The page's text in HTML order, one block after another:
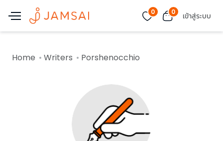
0 0 เข้าสู่ระบบ
Home Writers Porshenocchio